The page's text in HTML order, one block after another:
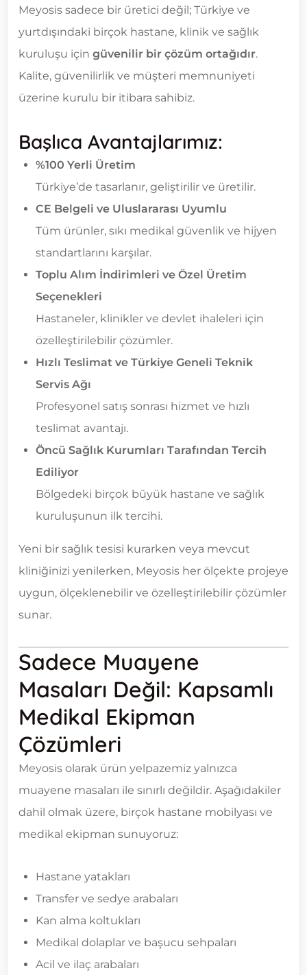
Meyosis sadece bir üretici değil; Türkiye ve
yurtdışındaki birçok hastane, klinik ve sağlık
kuruluşu için güvenilir bir çözüm ortağıdır.
Kalite, güvenilirlik ve müşteri memnuniyeti
üzerine kurulu bir itibara sahibiz.
Başlıca Avantajlarımız:
%100 Yerli Üretim
Türkiye’de tasarlanır, geliştirilir ve üretilir.
CE Belgeli ve Uluslararası Uyumlu
Tüm ürünler, sıkı medikal güvenlik ve hijyen
standartlarını karşılar.
Toplu Alım İndirimleri ve Özel Üretim
Seçenekleri
Hastaneler, klinikler ve devlet ihaleleri için
özelleştirilebilir çözümler.
Hızlı Teslimat ve Türkiye Geneli Teknik
Servis Ağı
Profesyonel satış sonrası hizmet ve hızlı
teslimat avantajı.
Öncü Sağlık Kurumları Tarafından Tercih
Ediliyor
Bölgedeki birçok büyük hastane ve sağlık
kuruluşunun ilk tercihi.
Yeni bir sağlık tesisi kurarken veya mevcut
kliniğinizi yenilerken, Meyosis her ölçekte projeye
uygun, ölçeklenebilir ve özelleştirilebilir çözümler
sunar.
Sadece Muayene
Masaları Değil: Kapsamlı
Medikal Ekipman
Çözümleri
Meyosis olarak ürün yelpazemiz yalnızca
muayene masaları ile sınırlı değildir. Aşağıdakiler
dahil olmak üzere, birçok hastane mobilyası ve
medikal ekipman sunuyoruz:
Hastane yatakları
Transfer ve sedye arabaları
Kan alma koltukları
Medikal dolaplar ve başucu sehpaları
Acil ve ilaç arabaları